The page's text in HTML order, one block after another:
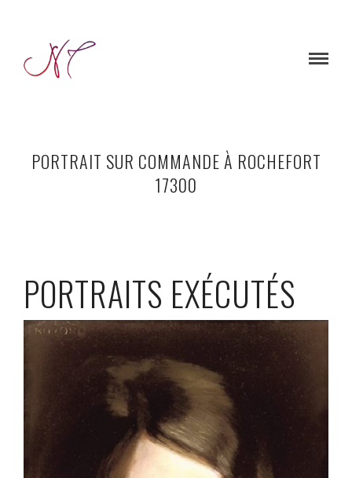
PORTRAIT SUR COMMANDE À ROCHEFORT
17300
PORTRAITS EXÉCUTÉS